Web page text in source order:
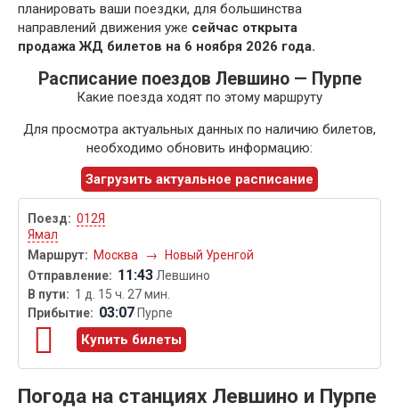
планировать ваши поездки, для большинства
направлений движения уже сейчас открыта
продажа ЖД билетов на 6 ноября 2026 года.
Расписание поездов Левшино — Пурпе
Какие поезда ходят по этому маршруту
Для просмотра актуальных данных по наличию билетов,
необходимо обновить информацию:
Загрузить актуальное расписание
012Я
Ямал
Москва
→ Новый Уренгой
11:43Левшино
1 д. 15 ч. 27 мин.
03:07 Пурпе
Купить билеты
Погода на станциях Левшино и Пурпе